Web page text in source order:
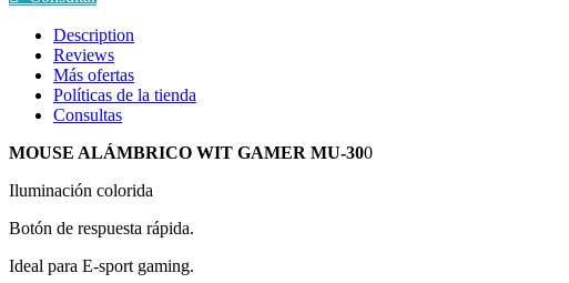
MU-
quantity
Description
Reviews
Más ofertas
Políticas de la tienda
Consultas
MOUSE ALÁMBRICO WIT GAMER MU-300
Iluminación colorida
Botón de respuesta rápida.
Ideal para E-sport gaming.